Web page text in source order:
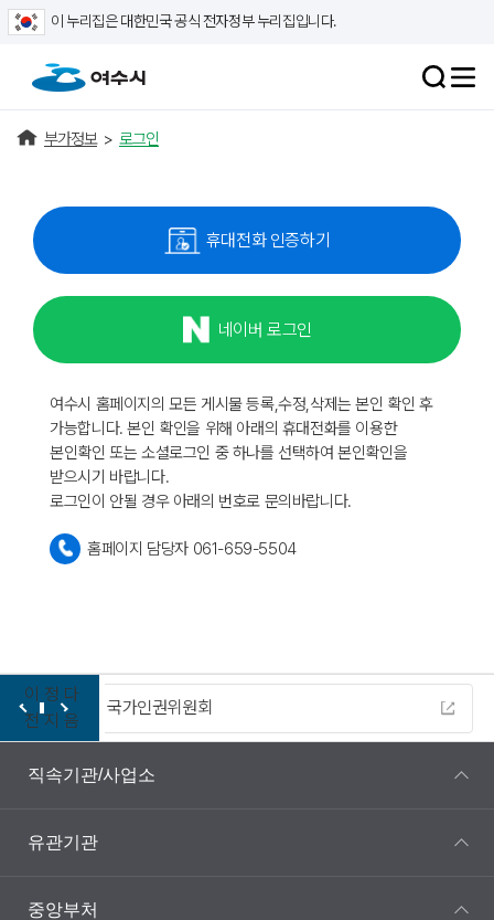
이 누리집은 대한민국 공식 전자정부 누리집입니다.
부가정보 > 로그인
휴대전화 인증하기
네이버 로그인
여수시 홈페이지의 모든 게시물 등록,수정,삭제는 본인 확인 후
가능합니다. 본인 확인을 위해 아래의 휴대전화를 이용한
본인확인 또는 소셜로그인 중 하나를 선택하여 본인확인을
받으시기 바랍니다.
로그인이 안될 경우 아래의 번호로 문의바랍니다.
홈페이지 담당자 061-659-5504
이
전
정
지
다
음
직속기관/사업소
유관기관
중앙부처